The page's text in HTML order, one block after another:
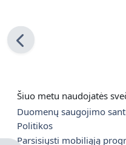
Šiuo metu naudojatės
Duomenų saugojimo
Politikos
Parsisiųsti mobiliąją